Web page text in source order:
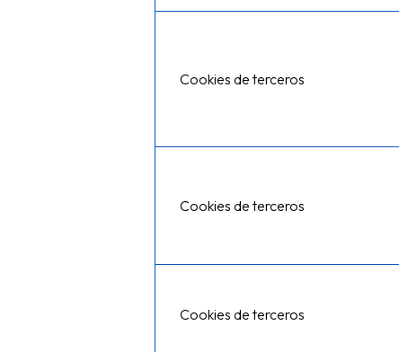
Cookies de terceros
Cookies de terceros
Cookies de terceros